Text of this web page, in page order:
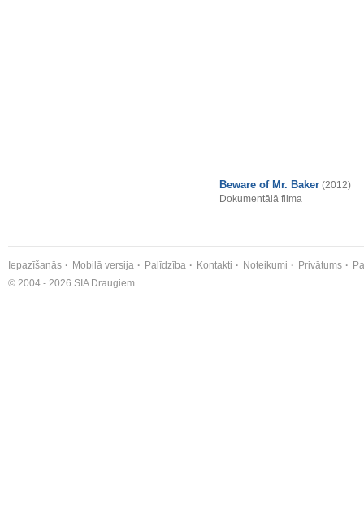
Beware of Mr. Baker (2012)
Dokumentālā filma
Iepazīšanās Mobilā versija Palīdzība Kontakti Noteikumi Privātums
© 2004 - 2026 SIA Draugiem